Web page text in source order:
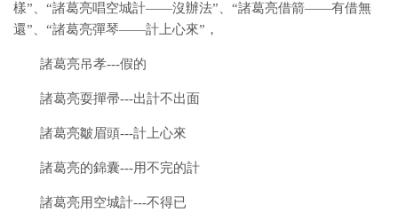
樣”、“諸葛亮唱空城計——沒辦法”、“諸葛亮借箭——有借無
還”、“諸葛亮彈琴——計上心來”，
諸葛亮吊孝---假的
諸葛亮耍撣帚---出計不出面
諸葛亮皺眉頭---計上心來
諸葛亮的錦囊---用不完的計
諸葛亮用空城計---不得已